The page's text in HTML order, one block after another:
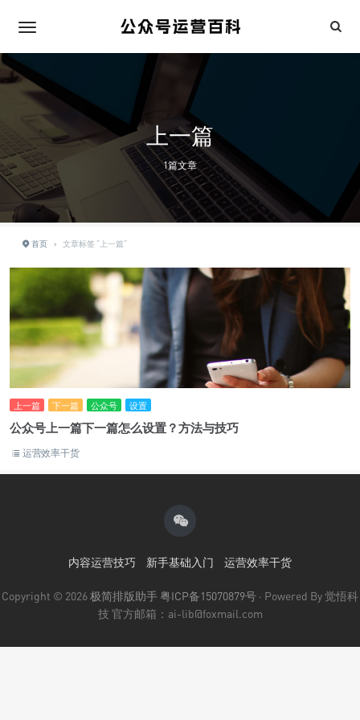
上一篇
1篇文章
首页 › 文章标签 "上一篇"
上一篇 下一篇 公众号 设置
公众号上一篇下一篇怎么设置？方法与技巧
运营效率干货
内容运营技巧 新手基础入门 运营效率干货
Copyright © 2026极简排版助手粤ICP备15070879号 · Powered By 觉悟科
技 官方邮箱：ai-lib@foxmail.com